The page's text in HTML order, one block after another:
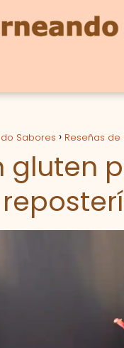
Sabores Reseñas de
gluten